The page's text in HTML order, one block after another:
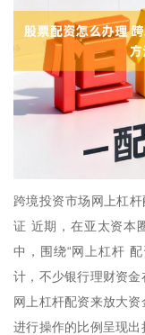
跨境投资市场网上杠
证 近期，在亚太资本
中，围绕“网上杠杆
计，不少银行理财资
网上杠杆配资来放大
进行操作的比例呈现